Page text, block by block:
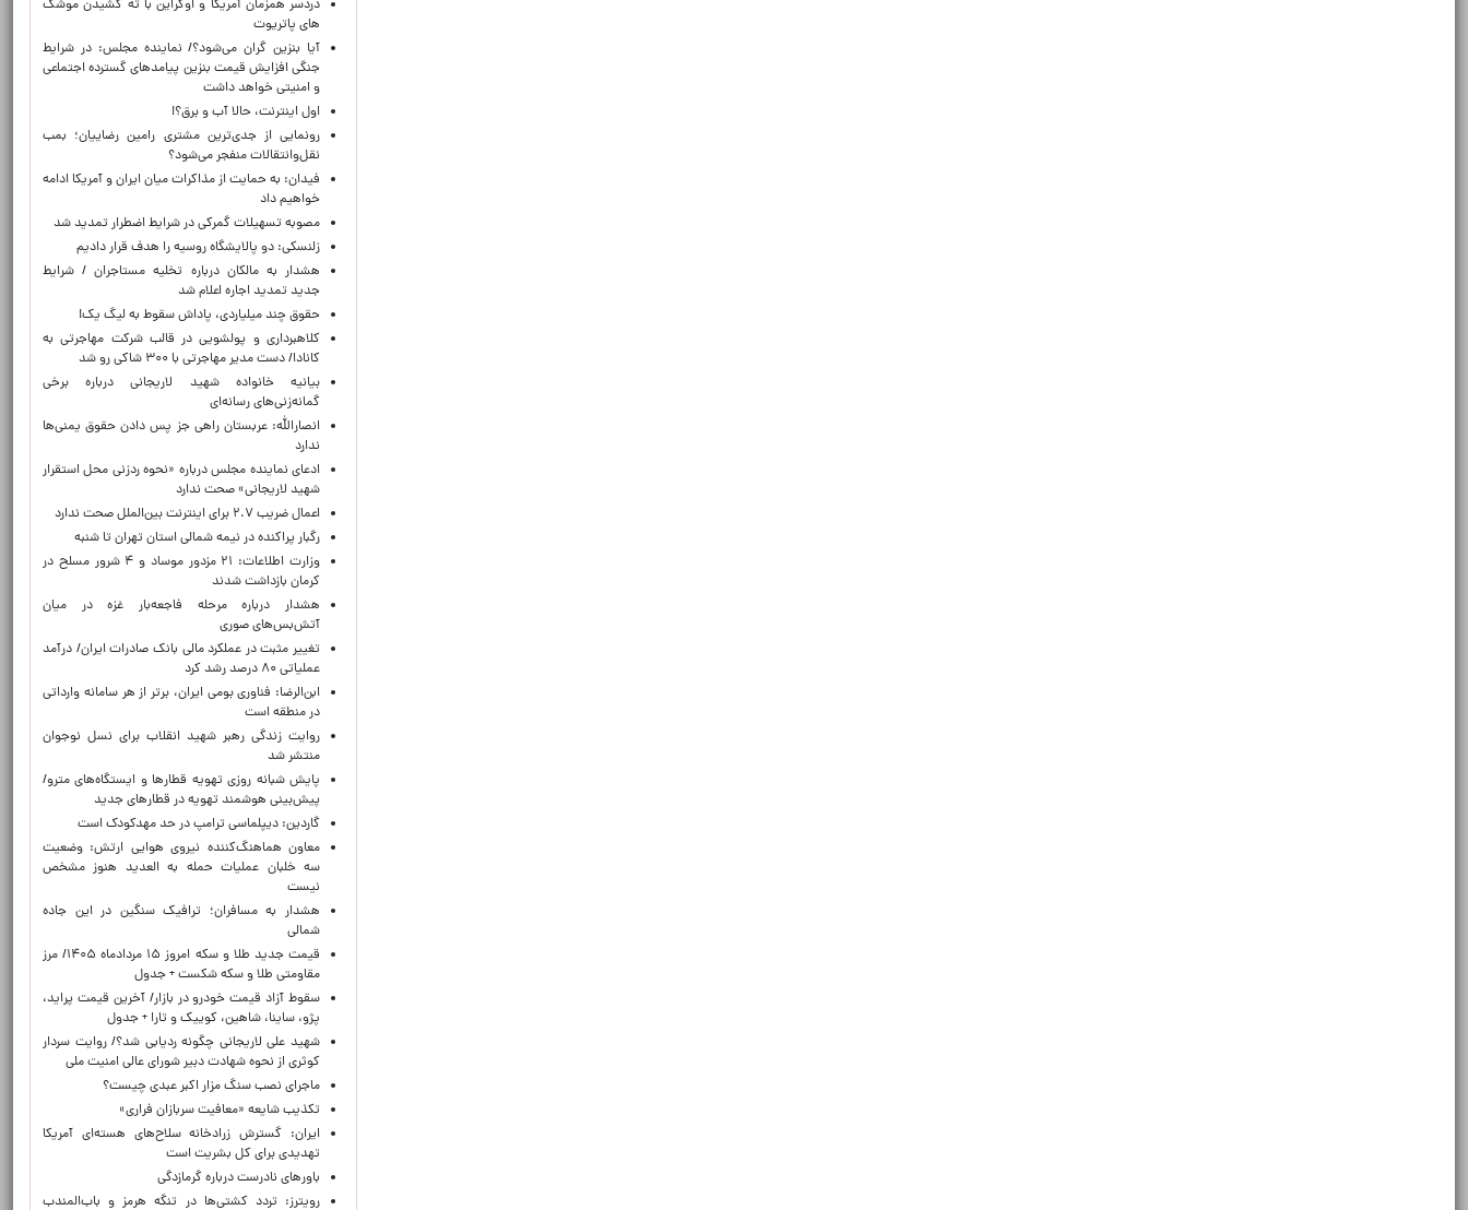
دردسر همزمان آمریکا و اوکراین با ته کشیدن موشک
های پاتریوت
آیا بنزین گران می‌شود؟/ نماینده مجلس: در شرایط
جنگی افزایش قیمت بنزین پیامدهای گسترده اجتماعی
و امنیتی خواهد داشت
اول اینترنت، حالا آب و برق؟!
رونمایی از جدی‌ترین مشتری رامین رضاییان؛ بمب
نقل‌وانتقالات منفجر می‌شود؟
فیدان: به حمایت از مذاکرات میان ایران و آمریکا ادامه
خواهیم داد
مصوبه تسهیلات گمرکی در شرایط اضطرار تمدید شد
زلنسکی: دو پالایشگاه روسیه را هدف قرار دادیم
هشدار به مالکان درباره تخلیه مستاجران / شرایط
جدید تمدید اجاره اعلام شد
حقوق چند میلیاردی، پاداش سقوط به لیگ یک!
کلاهبرداری و پولشویی در قالب شرکت مهاجرتی به
کانادا/ دست مدیر مهاجرتی با ۳۰۰ شاکی رو شد
بیانیه خانواده شهید لاریجانی درباره برخی
گمانه‌زنی‌های رسانه‌ای
انصارالله: عربستان راهی جز پس دادن حقوق یمنی‌ها
ندارد
ادعای نماینده مجلس درباره «نحوه ردزنی محل استقرار
شهید لاریجانی» صحت ندارد
اعمال ضریب ۲.۷ برای اینترنت بین‌الملل صحت ندارد
رگبار پراکنده در نیمه شمالی استان تهران تا شنبه
وزارت اطلاعات: ۲۱ مزدور موساد و ۴ شرور مسلح در
کرمان بازداشت شدند
هشدار درباره مرحله فاجعه‌بار غزه در میان
آتش‌بس‌های صوری
تغییر مثبت در عملکرد مالی بانک صادرات ایران/ درآمد
عملیاتی ۸۰ درصد رشد کرد
ابن‌الرضا: فناوری بومی ایران، برتر از هر سامانه وارداتی
در منطقه است
روایت زندگی رهبر شهید انقلاب برای نسل نوجوان
منتشر شد
پایش شبانه روزی تهویه قطارها و ایستگاه‌های مترو/
پیش‌بینی هوشمند تهویه در قطارهای جدید
گاردین: دیپلماسی ترامپ در حد مهدکودک است
معاون هماهنگ‌کننده نیروی هوایی ارتش: وضعیت
سه خلبان عملیات حمله به العدید هنوز مشخص
نیست
هشدار به مسافران؛ ترافیک سنگین در این جاده
شمالی
قیمت جدید طلا و سکه امروز ۱۵ مردادماه ۱۴۰۵/ مرز
مقاومتی طلا و سکه شکست + جدول
سقوط آزاد قیمت خودرو در بازار/ آخرین قیمت پراید،
پژو، ساینا، شاهین، کوییک و تارا + جدول
شهید علی لاریجانی چگونه ردیابی شد؟/ روایت سردار
کوثری از نحوه شهادت دبیر شورای عالی امنیت ملی
ماجرای نصب سنگ مزار اکبر عبدی چیست؟
تکذیب شایعه «معافیت سربازان فراری»
ایران: گسترش زرادخانه سلاح‌های هسته‌ای آمریکا
تهدیدی برای کل بشریت است
باورهای نادرست درباره گرمازدگی
رویترز: تردد کشتی‌ها در تنگه هرمز و باب‌المندب